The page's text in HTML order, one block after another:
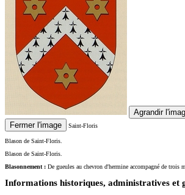
Agrandir
Fermer l'image
Saint-Floris
Blason de Saint-Floris.
Blason de Saint-Floris.
Blasonnement : De gueules au chevron d'hermine accompagné de trois
Informations historiques, administratives et